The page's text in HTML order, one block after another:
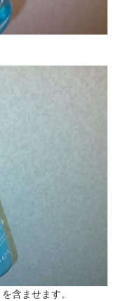
含ませます。